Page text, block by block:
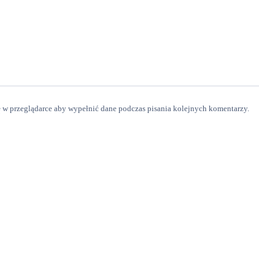
przeglądarce aby wypełnić dane podczas pisania kolejnych komentarzy.